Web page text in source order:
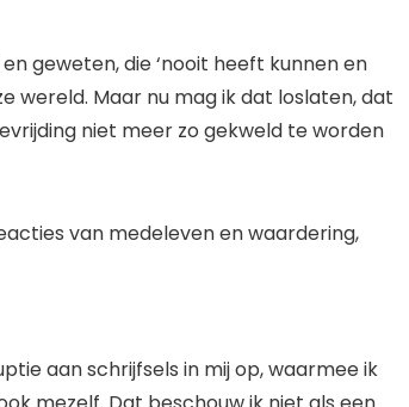
geweten, die ‘nooit heeft kunnen en
wereld. Maar nu mag ik dat loslaten, dat
niet meer zo gekweld te worden
van medeleven en waardering,
aan schrijfsels in mij op, waarmee ik